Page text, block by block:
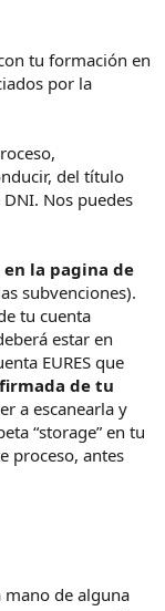
tu formación en
por la
del título
Nos puedes
la pagina de
subvenciones).
tu cuenta
estar en
EURES que
firmada de tu
a escanearla y
“storage” en tu
proceso, antes
de alguna